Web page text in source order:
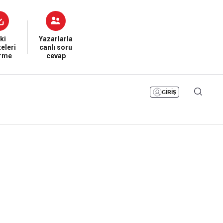
Yazarlarla
canlı soru
cevap
GİRİŞ
Namaz Vakitleri
Sesli Yayınlar